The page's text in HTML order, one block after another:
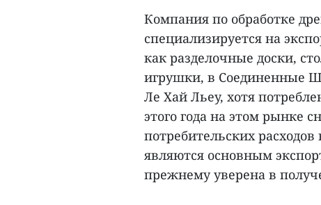
Компания по обработке
специализируется на
как разделочные доски,
игрушки, в Соединенные
Ле Хай Льеу, хотя
этого года на этом рынке
потребительских
являются основным
прежнему уверена в